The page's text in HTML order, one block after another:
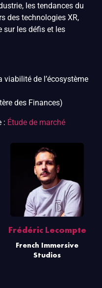
les tendances du
des technologies XR,
sur les défis et les
viabilité de l’écosystème
des Finances)
: Étude de marché
Frédéric Lecompte
French Immersive
Studios